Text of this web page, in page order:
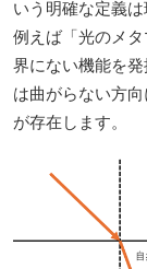
いう明確な定義
例えば「光のメ
界にない機能を
は曲がらない方
が存在します。